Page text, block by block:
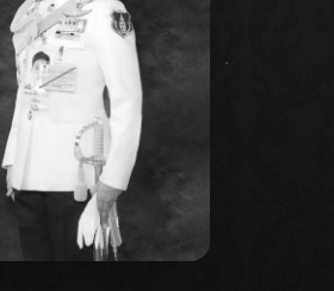
ดิ์วรกุลชัย ร่วมแสดงความยินดี
แบ่งปันความประทับใจว่า “
ที่สุดสำหรับลูกชายเสมอค่ะ
ค่ะ เพราะตอบโจทย์ไลฟ์สไตล์
พับเก็บที่ง่ายแค่ใช้มือเดียวทำให้
กสหรัฐอเมริกาที่ได้รับการ